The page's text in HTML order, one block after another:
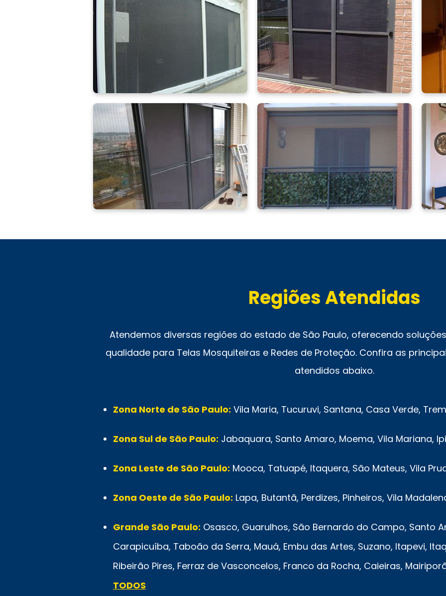
Regiões Atendidas
Atendemos diversas regiões do estado de São Paulo, oferecendo
qualidade para Telas Mosquiteiras e Redes de Proteção. Confira as
atendidos abaixo.
Zona Norte de São Paulo: Vila Maria, Tucuruvi, Santana, Casa Verde,
Zona Sul de São Paulo: Jabaquara, Santo Amaro, Moema, Vila Mariana,
Zona Leste de São Paulo: Mooca, Tatuapé, Itaquera, São Mateus, Vila
Zona Oeste de São Paulo: Lapa, Butantã, Perdizes, Pinheiros, Vila
Grande São Paulo: Osasco, Guarulhos, São Bernardo do Campo, Santo
Carapicuíba, Taboão da Serra, Mauá, Embu das Artes, Suzano, Itapevi,
Ribeirão Pires, Ferraz de Vasconcelos, Franco da Rocha, Caieiras,
TODOS